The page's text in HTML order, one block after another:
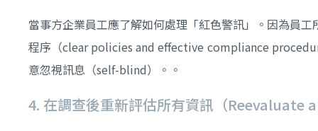
當事方企業員工應了解如何處理「紅色警訊」。因為員
程序（clear policies and effective compliance
意忽視訊息（self-blind）。。
4. 在調查後重新評估所有資訊（